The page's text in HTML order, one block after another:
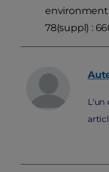
78(suppl) :
L'un